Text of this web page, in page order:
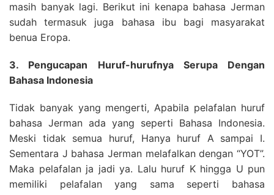
masih banyak lagi. Berikut ini kenapa bahasa Jerman
sudah termasuk juga bahasa ibu bagi masyarakat
benua Eropa.
3. Pengucapan Huruf-hurufnya Serupa Dengan
Bahasa Indonesia
Tidak banyak yang mengerti, Apabila pelafalan huruf
bahasa Jerman ada yang seperti Bahasa Indonesia.
Meski tidak semua huruf, Hanya huruf A sampai I.
Sementara J bahasa Jerman melafalkan dengan “YOT”.
Maka pelafalan ja jadi ya. Lalu huruf K hingga U pun
memiliki pelafalan yang sama seperti bahasa